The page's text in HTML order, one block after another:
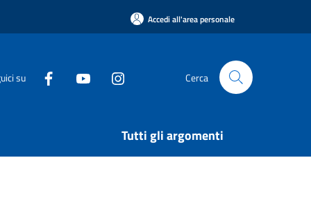
Accedi all'area personale
su Cerca
Tutti gli argomenti